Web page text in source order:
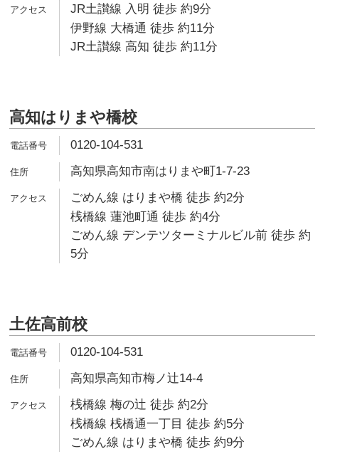
JR土讃線 入明 徒歩 約9分
伊野線 大橋通 徒歩 約11分
JR土讃線 高知 徒歩 約11分
高知はりまや橋校
0120-104-531
高知県高知市南はりまや町1-7-23
ごめん線 はりまや橋 徒歩 約2分
桟橋線 蓮池町通 徒歩 約4分
ごめん線 デンテツターミナルビル前 徒歩 約
5分
土佐高前校
0120-104-531
高知県高知市梅ノ辻14-4
桟橋線 梅の辻 徒歩 約2分
桟橋線 桟橋通一丁目 徒歩 約5分
ごめん線 はりまや橋 徒歩 約9分